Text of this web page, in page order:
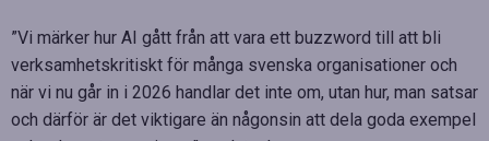
”Vi märker hur AI gått från att vara ett buzzword till att bli
verksamhetskritiskt för många svenska organisationer och
när vi nu går in i 2026 handlar det inte om, utan hur, man satsar
och därför är det viktigare än någonsin att dela goda exempel